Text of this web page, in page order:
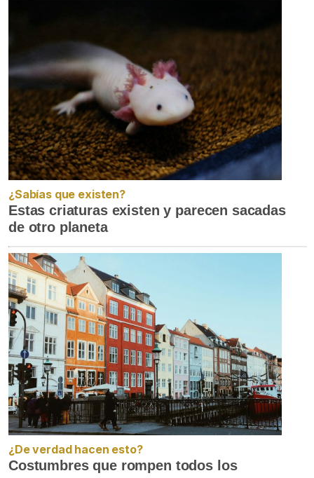
¿Sabías que existen?
Estas criaturas existen y parecen sacadas
de otro planeta
¿De verdad hacen esto?
Costumbres que rompen todos los